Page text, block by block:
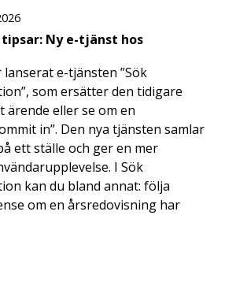
Ny e-tjänst hos
e-tjänsten ”Sök
som ersätter den tidigare
ärende eller se om en
in”. Den nya tjänsten samlar
ett ställe och ger en mer
I Sök
kan du bland annat: följa
om en årsredovisning har